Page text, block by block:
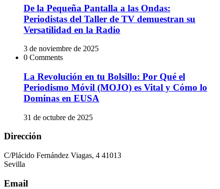
De la Pequeña Pantalla a las Ondas:
Periodistas del Taller de TV demuestran su
Versatilidad en la Radio
3 de noviembre de 2025
0 Comments
La Revolución en tu Bolsillo: Por Qué el
Periodismo Móvil (MOJO) es Vital y Cómo lo
Dominas en EUSA
31 de octubre de 2025
Dirección
C/Plácido Fernández Viagas, 4 41013
Sevilla
Email